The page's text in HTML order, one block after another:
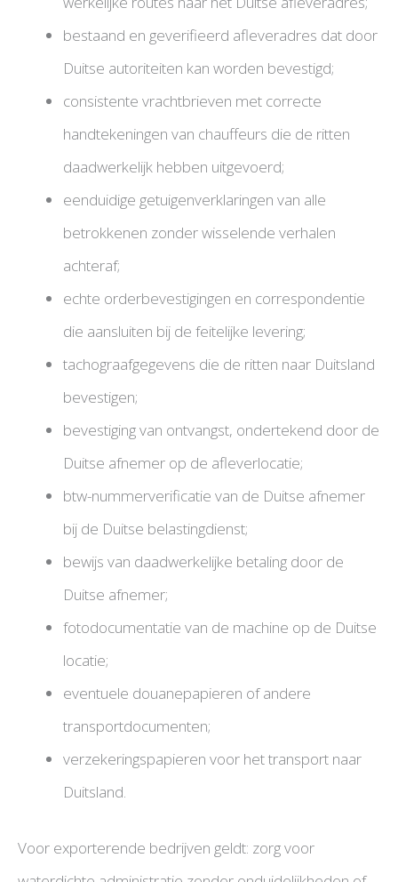
bestaand en geverifieerd afleveradres dat door
Duitse autoriteiten kan worden bevestigd;
consistente vrachtbrieven met correcte
handtekeningen van chauffeurs die de ritten
daadwerkelijk hebben uitgevoerd;
eenduidige getuigenverklaringen van alle
betrokkenen zonder wisselende verhalen
achteraf;
echte orderbevestigingen en correspondentie
die aansluiten bij de feitelijke levering;
tachograafgegevens die de ritten naar Duitsland
bevestigen;
bevestiging van ontvangst, ondertekend door de
Duitse afnemer op de afleverlocatie;
btw-nummerverificatie van de Duitse afnemer
bij de Duitse belastingdienst;
bewijs van daadwerkelijke betaling door de
Duitse afnemer;
fotodocumentatie van de machine op de Duitse
locatie;
eventuele douanepapieren of andere
transportdocumenten;
verzekeringspapieren voor het transport naar
Duitsland.
Voor exporterende bedrijven geldt: zorg voor